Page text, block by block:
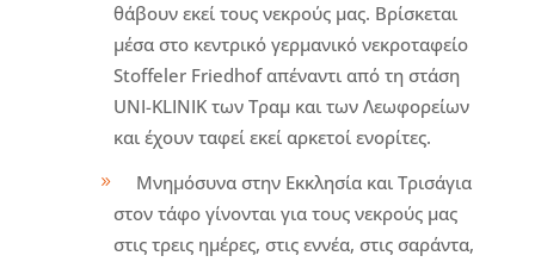
θάβουν εκεί τους νεκρούς μας. Βρίσκεται
μέσα στο κεντρικό γερμανικό νεκροταφείο
Stoffeler Friedhof απέναντι από τη στάση
UNI-KLINIK των Τραμ και των Λεωφορείων
και έχουν ταφεί εκεί αρκετοί ενορίτες.
Μνημόσυνα στην Εκκλησία και Τρισάγια
στον τάφο γίνονται για τους νεκρούς μας
στις τρεις ημέρες, στις εννέα, στις σαράντα,